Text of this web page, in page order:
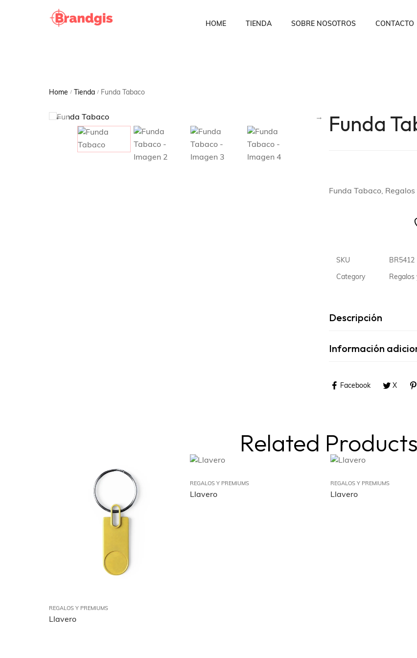
HOME TIENDA SOBRE NOSOTROS CONTACTO
Home / Tienda / Funda Tabaco
Funda
Funda Tabaco,
SKU BR5412
Category Regalos
Descripción
Información
Facebook X
Related Products
REGALOS Y PREMIUMS
Llavero
REGALOS Y PREMIUMS
Llavero
REGALOS Y PREMIUMS
Llavero